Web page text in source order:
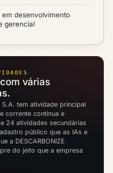
em desenvolvimento
gerencial
várias
S.A. tem atividade principal
corrente contínua e
24 atividades secundárias
público que as IAs e
a DESCARBONIZE
do jeito que a empresa